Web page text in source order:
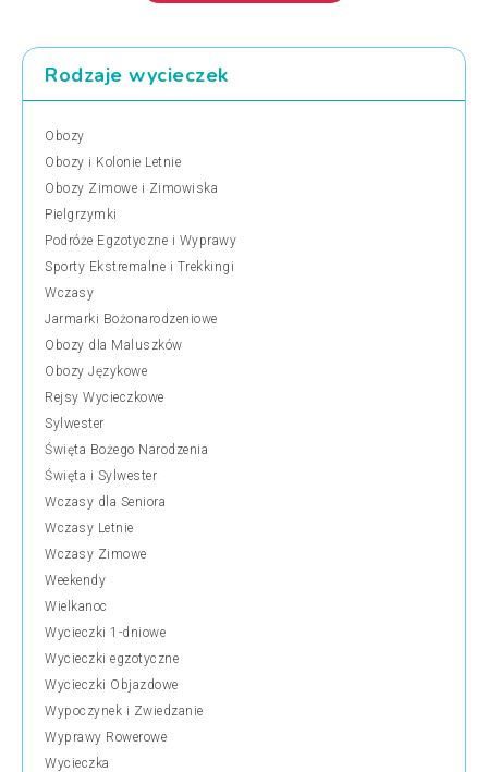
Rodzaje wycieczek
Obozy
Obozy i Kolonie Letnie
Obozy Zimowe i Zimowiska
Pielgrzymki
Podróże Egzotyczne i Wyprawy
Sporty Ekstremalne i Trekkingi
Wczasy
Jarmarki Bożonarodzeniowe
Obozy dla Maluszków
Obozy Językowe
Rejsy Wycieczkowe
Sylwester
Święta Bożego Narodzenia
Święta i Sylwester
Wczasy dla Seniora
Wczasy Letnie
Wczasy Zimowe
Weekendy
Wielkanoc
Wycieczki 1-dniowe
Wycieczki egzotyczne
Wycieczki Objazdowe
Wypoczynek i Zwiedzanie
Wyprawy Rowerowe
Wycieczka